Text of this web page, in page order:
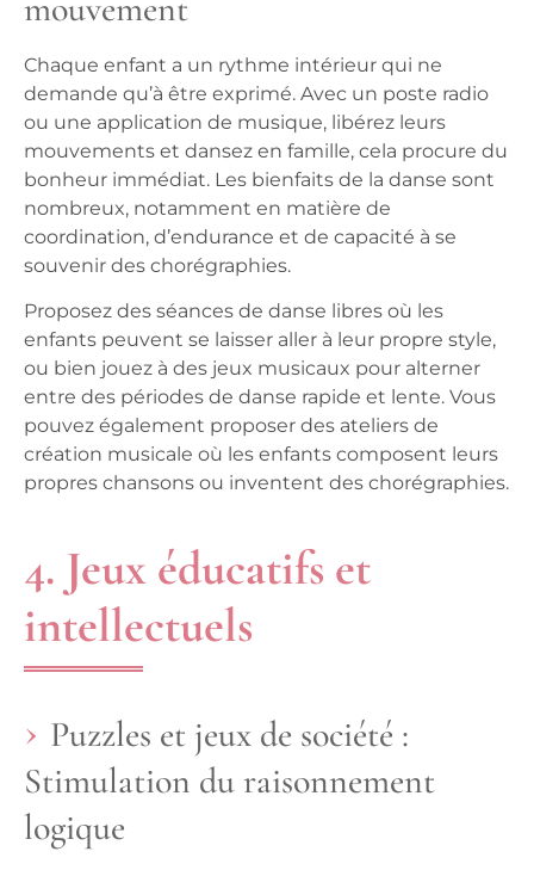
Chaque enfant a un rythme intérieur qui ne
demande qu’à être exprimé. Avec un poste radio
ou une application de musique, libérez leurs
mouvements et dansez en famille, cela procure du
bonheur immédiat. Les bienfaits de la danse sont
nombreux, notamment en matière de
coordination, d’endurance et de capacité à se
souvenir des chorégraphies.
Proposez des séances de danse libres où les
enfants peuvent se laisser aller à leur propre style,
ou bien jouez à des jeux musicaux pour alterner
entre des périodes de danse rapide et lente. Vous
pouvez également proposer des ateliers de
création musicale où les enfants composent leurs
propres chansons ou inventent des chorégraphies.
4. Jeux éducatifs et
intellectuels
Puzzles et jeux de société :
Stimulation du raisonnement
logique